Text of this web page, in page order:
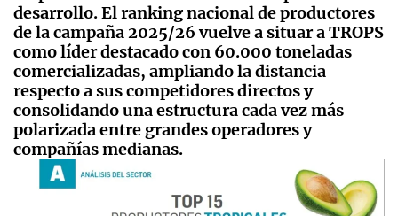
desarrollo. El ranking nacional de productores
de la campaña 2025/26 vuelve a situar a TROPS
como líder destacado con 60.000 toneladas
comercializadas, ampliando la distancia
respecto a sus competidores directos y
consolidando una estructura cada vez más
polarizada entre grandes operadores y
compañías medianas.